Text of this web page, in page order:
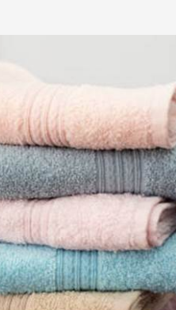
Draußen
Terrasse mit
Grill
Petanque-Platz
Verschiedene
Gartenhaus
Aktivitäten
https://